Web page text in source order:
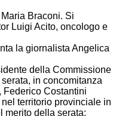
Braconi. Si
Luigi Acito, oncologo e
la giornalista Angelica
della Commissione
in concomitanza
Federico Costantini
territorio provinciale in
merito della serata: